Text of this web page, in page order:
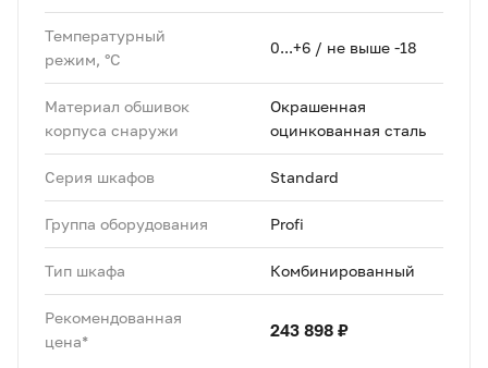
Температурный
режим, °C
0...+6 / не выше -18
Материал обшивок
корпуса снаружи
Окрашенная
оцинкованная сталь
Серия шкафов Standard
Группа оборудования Profi
Тип шкафа Комбинированный
Рекомендованная
цена*
243 898 ₽